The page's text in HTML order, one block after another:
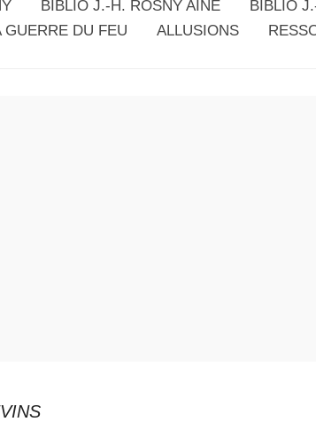
BIBLIO J.-H. ROSNY AÎNÉ
BIBLIO
GUERRE DU FEU ALLUSIONS